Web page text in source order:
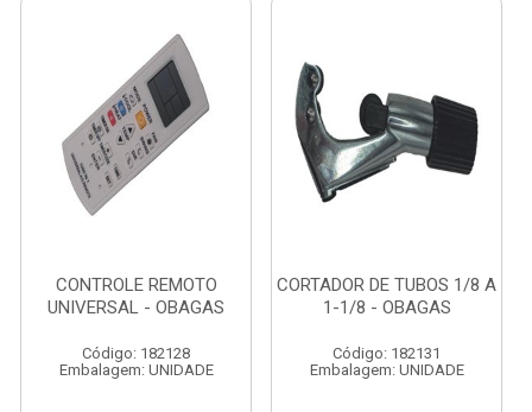
CONTROLE REMOTO
UNIVERSAL - OBAGAS
Código: 182128
Embalagem: UNIDADE
CORTADOR DE TUBOS 1/8 A
1-1/8 - OBAGAS
Código: 182131
Embalagem: UNIDADE